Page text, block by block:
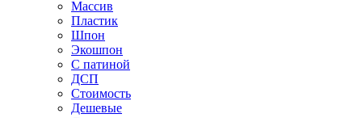
Массив
Пластик
Шпон
Экошпон
С патиной
ДСП
Стоимость
Дешевые